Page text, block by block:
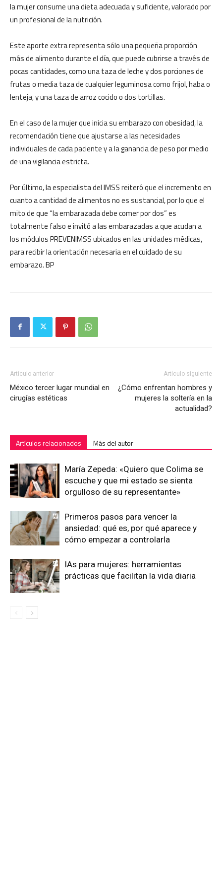
la mujer consume una dieta adecuada y suficiente, valorado por
un profesional de la nutrición.
Este aporte extra representa sólo una pequeña proporción
más de alimento durante el día, que puede cubrirse a través de
pocas cantidades, como una taza de leche y dos porciones de
frutas o media taza de cualquier leguminosa como frijol, haba o
lenteja, y una taza de arroz cocido o dos tortillas.
En el caso de la mujer que inicia su embarazo con obesidad, la
recomendación tiene que ajustarse a las necesidades
individuales de cada paciente y a la ganancia de peso por medio
de una vigilancia estricta.
Por último, la especialista del IMSS reiteró que el incremento en
cuanto a cantidad de alimentos no es sustancial, por lo que el
mito de que “la embarazada debe comer por dos” es
totalmente falso e invitó a las embarazadas a que acudan a
los módulos PREVENIMSS ubicados en las unidades médicas,
para recibir la orientación necesaria en el cuidado de su
embarazo. BP
Artículo anterior
México tercer lugar mundial en
cirugías estéticas
Artículo siguiente
¿Cómo enfrentan hombres y
mujeres la soltería en la
actualidad?
Artículos relacionados Más del autor
María Zepeda: «Quiero que Colima se
escuche y que mi estado se sienta
orgulloso de su representante»
Primeros pasos para vencer la
ansiedad: qué es, por qué aparece y
cómo empezar a controlarla
IAs para mujeres: herramientas
prácticas que facilitan la vida diaria